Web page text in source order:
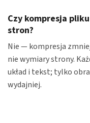
Czy kompresja
stron?
Nie — kompresja
nie wymiary strony.
układ i tekst; tylko
wydajniej.